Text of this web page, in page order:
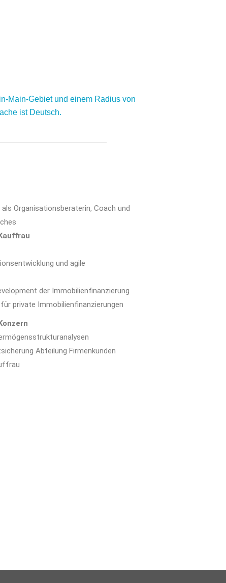
Main-Gebiet und einem Radius von
ist Deutsch.
als Organisationsberaterin, Coach und
und agile
der Immobilienfinanzierung
private Immobilienfinanzierungen
Abteilung Firmenkunden